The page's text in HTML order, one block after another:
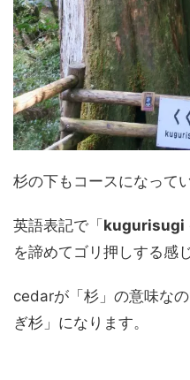
杉の下もコースになって
英語表記で「kugurisugi
を諦めてゴリ押しする感
cedarが「杉」の意味な
ぎ杉」になります。